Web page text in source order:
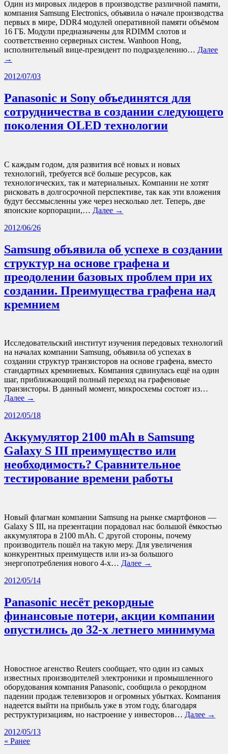
Один из мировых лидеров в производстве различной памяти,
компания Samsung Electronics, объявила о начале производства
первых в мире, DDR4 модулей оперативной памяти объёмом
16 ГБ. Модули предназначены для RDIMM слотов и
соответственно серверных систем. Wanhoon Hong,
исполнительный вице-президент по подразделению… Далее
→
2012/07/03
Panasonic и Sony объединятся для
сотрудничества в создании следующего
поколения OLED технологии
С каждым годом, для развития всё новых и новых
технологий, требуется всё больше ресурсов, как
технологических, так и материальных. Компании не хотят
рисковать в долгосрочной перспективе, так как эти вложения
будут бессмысленны уже через несколько лет. Теперь, две
японские корпорации,… Далее →
2012/06/26
Samsung объявила об успехе в создании
структур на основе графена и
преодолении базовых проблем при их
создании. Преимущества графена над
кремнием
Исследовательский институт изучения передовых технологий
на началах компании Samsung, объявила об успехах в
создании структур транзисторов на основе графена, вместо
стандартных кремниевых. Компания сдвинулась ещё на один
шаг, приближающий полный переход на графеновые
транзисторы. В данный момент, микросхемы состоят из…
Далее →
2012/05/18
Аккумулятор 2100 mAh в Samsung
Galaxy S III преимущество или
необходимость? Сравнительное
тестирование времени работы
Новый флагман компании Samsung на рынке смартфонов —
Galaxy S III, на презентации порадовал нас большой ёмкостью
аккумулятора в 2100 mAh. С другой стороны, почему
производитель пошёл на такую меру. Для увеличения
конкурентных преимуществ или из-за большого
энергопотребления нового 4-х… Далее →
2012/05/14
Panasonic несёт рекордные
финансовые потери, акции компании
опустились до 32-х летнего минимума
Новостное агенство Reuters сообщает, что один из самых
известных производителей электроники и промышленного
оборудования компания Panasonic, сообщила о рекордном
падении продаж телевизоров и огромных убытках. Компания
надеется выйти на прибыль уже в этом году, благодаря
реструктуризациям, но настроение у инвесторов… Далее →
2012/05/13
« Ранее